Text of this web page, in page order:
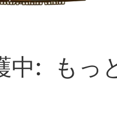
中: もっ